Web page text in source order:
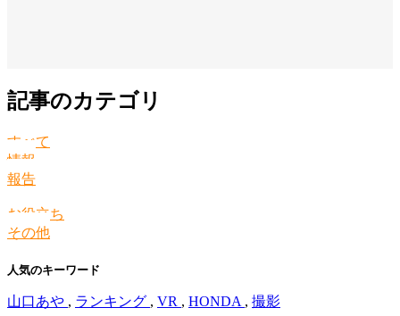
記事のカテゴリ
すべて
情報
報告
お役立ち
その他
人気のキーワード
山口あや , ランキング , VR , HONDA , 撮影